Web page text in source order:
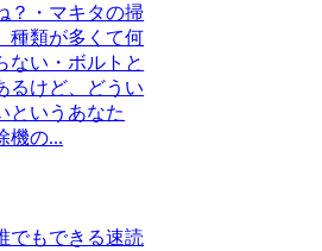
？・マキタの掃
種類が多くて何
ない・ボルトと
るけど、どうい
というあなた
機の...
でもできる速読